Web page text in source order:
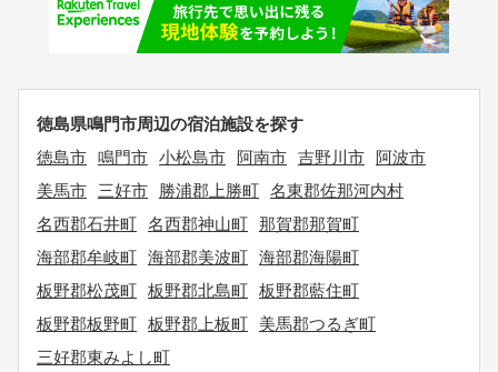
徳島県鳴門市周辺の宿泊施設を探す
徳島市 鳴門市 小松島市 阿南市 吉野川市
阿波市
美馬市
三好市 勝浦郡上勝町 名東郡佐那河内村
名西郡石井町 名西郡神山町 那賀郡那賀町
海部郡牟岐町 海部郡美波町 海部郡海陽町
板野郡松茂町 板野郡北島町 板野郡藍住町
板野郡板野町 板野郡上板町
美馬郡つるぎ町
三好郡東みよし町